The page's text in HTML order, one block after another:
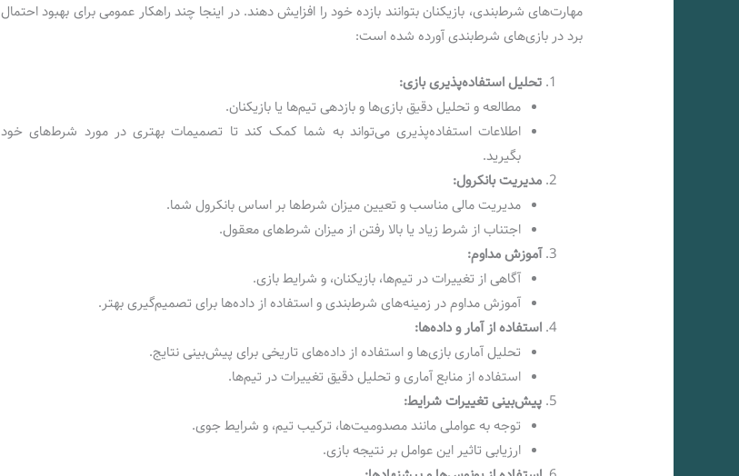
مهارت‌های شرط‌بندی، بازیکنان بتوانند بازده خود را افزایش دهند. در اینجا چند راهکار عمومی برای بهبود احتمال
برد در بازی‌های شرط‌بندی آورده شده است:
تحلیل استفاده‌پذیری بازی:
مطالعه و تحلیل دقیق بازی‌ها و بازدهی تیم‌ها یا بازیکنان.
اطلاعات استفاده‌پذیری می‌تواند به شما کمک کند تا تصمیمات بهتری در مورد شرط‌های خود
بگیرید.
مدیریت بانکرول:
مدیریت مالی مناسب و تعیین میزان شرط‌ها بر اساس بانکرول شما.
اجتناب از شرط زیاد یا بالا رفتن از میزان شرط‌های معقول.
آموزش مداوم:
آگاهی از تغییرات در تیم‌ها، بازیکنان، و شرایط بازی.
آموزش مداوم در زمینه‌های شرط‌بندی و استفاده از داده‌ها برای تصمیم‌گیری بهتر.
استفاده از آمار و داده‌ها:
تحلیل آماری بازی‌ها و استفاده از داده‌های تاریخی برای پیش‌بینی نتایج.
استفاده از منابع آماری و تحلیل دقیق تغییرات در تیم‌ها.
پیش‌بینی تغییرات شرایط:
توجه به عواملی مانند مصدومیت‌ها، ترکیب تیم، و شرایط جوی.
ارزیابی تاثیر این عوامل بر نتیجه بازی.